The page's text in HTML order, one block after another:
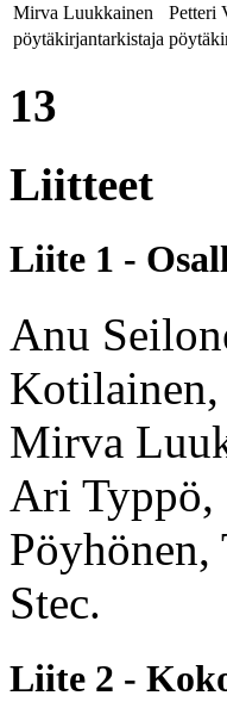
Mirva Luukkainen
Petteri
pöytäkirjantarkistaja
13
Liitteet
Liite 1 -
Anu
Kotilainen,
Mirva
Ari Typpö,
Stec.
Liite 2 -